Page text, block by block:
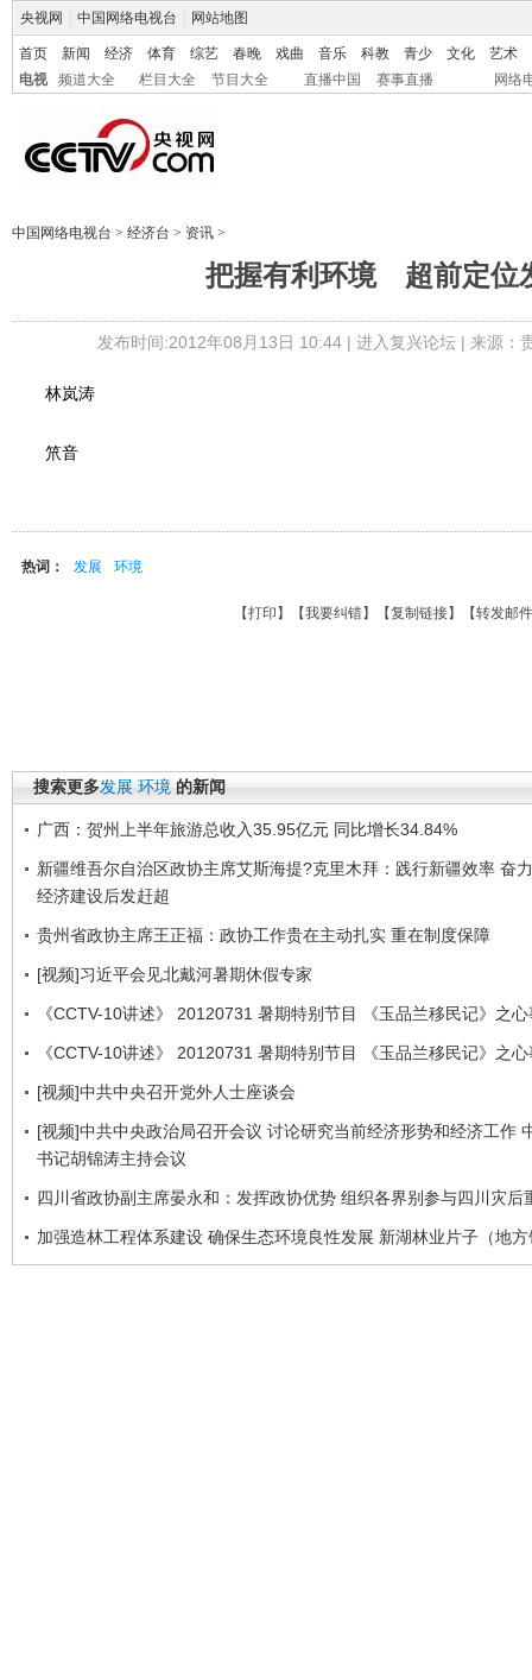
央视网 中国网络电视台 网站地图
首页 新闻 经济 体育 综艺 春晚 戏曲 音乐 科教 青少 文化
艺术
电视
频道大全 栏目大全 节目大全 直播中国 赛事直播 网络
中国网络电视台 > 经济台 > 资讯 >
把握有利环境 超前定位
发布时间:2012年08月13日 10:44 | 进入复兴论坛| 来源：
林岚涛
笊音
热词： 发展 环境
【打印 】【我要纠错】【复制链接】【转发邮件
搜索更多发展 环境 的新闻
广西：贺州上半年旅游总收入35.95亿元 同比增长34.84%
新疆维吾尔自治区政协主席艾斯海提?克里木拜：践行新疆效率 奋
经济建设后发赶超
贵州省政协主席王正福：政协工作贵在主动扎实 重在制度保障
[视频]习近平会见北戴河暑期休假专家
《CCTV-10讲述》 20120731 暑期特别节目 《玉品兰移民记》之心
《CCTV-10讲述》 20120731 暑期特别节目 《玉品兰移民记》之心
[视频]中共中央召开党外人士座谈会
[视频]中共中央政治局召开会议 讨论研究当前经济形势和经济工作
书记胡锦涛主持会议
四川省政协副主席晏永和：发挥政协优势 组织各界别参与四川灾后
加强造林工程体系建设 确保生态环境良性发展 新湖林业片子（地